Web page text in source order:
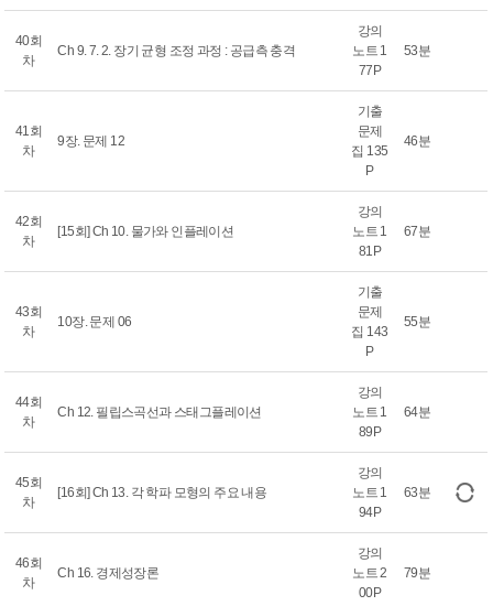
40회
차
Ch 9. 7. 2. 장기 균형 조정 과정 : 공급측 충격
강의
노트 1
77P
53분
41회
차
9장. 문제 12
기출
문제
집 135
P
46분
42회
차
[15회] Ch 10. 물가와 인플레이션
강의
노트 1
81P
67분
43회
차
10장. 문제 06
기출
문제
집 143
P
55분
44회
차
Ch 12. 필립스곡선과 스태그플레이션
강의
노트 1
89P
64분
45회
차
[16회] Ch 13. 각 학파 모형의 주요 내용
강의
노트 1
94P
63분
46회
차
Ch 16. 경제성장론
강의
노트 2
00P
79분